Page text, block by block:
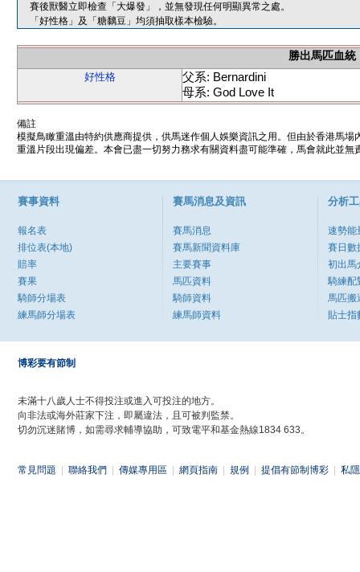
賽後獸醫立即檢查「大爆發」，並無發現任何明顯異常之處。
「好性格」及「糖黐豆」均須抽取樣本檢驗。
勝出馬匹血統
好性格
父系: Bernardini
母系: God Love It
備註
模擬鳥瞰重溫由特約供應商提供，供馬迷作個人娛樂資訊之用。但由於香港馬
重溫片段出現偏差。本會已盡一切努力務求有關資料盡可能準確，馬會就此並
賽事資料
報名表
排位表(本地)
賠率
賽果
騎師分場表
練馬師分場表
賽馬消息及資訊
賽馬消息
賽馬新聞資料庫
主要賽事
馬匹資料
騎師資料
練馬師資料
分析
速勢能
賽日數
初出馬
騎練配
馬匹搬
貼士指
博彩要有節制
未滿十八歲人士不得投注或進入可投注的地方。
向非法或海外莊家下注，即屬違法，且可被判監禁。
切勿沉迷賭博，如需尋求輔導協助，可致電平和基金熱線1834 633。
常見問題 聯絡我們 傳媒專用區 網頁指南 規例 提倡有節制博彩 私